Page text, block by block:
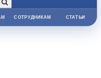
СОТРУДНИКАМ СТАТЬИ